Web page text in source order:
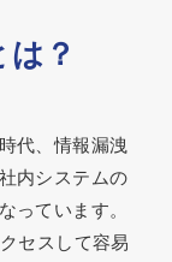
？
代、情報漏洩
内システムの
っています。
セスして容易